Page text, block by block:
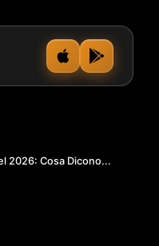
2026: Cosa Dicono...